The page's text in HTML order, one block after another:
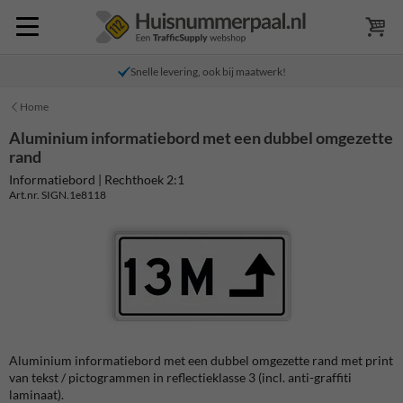
Snelle levering, ook bij maatwerk!
Home
Aluminium informatiebord met een dubbel omgezette
rand
Informatiebord | Rechthoek 2:1
Art.nr. SIGN.1e8118
Aluminium informatiebord met een dubbel omgezette rand met print
van tekst / pictogrammen in reflectieklasse 3 (incl. anti-graffiti
laminaat).